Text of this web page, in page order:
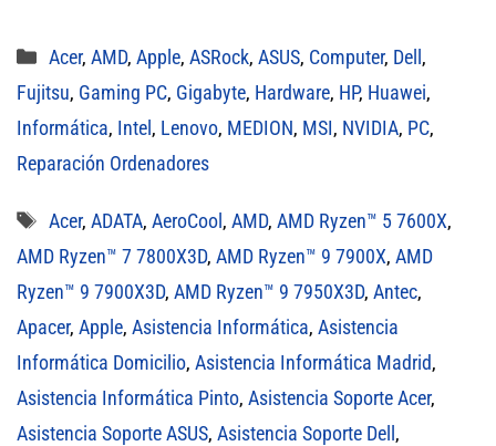
Categorías
Acer, AMD, Apple, ASRock, ASUS, Computer, Dell,
Fujitsu, Gaming PC, Gigabyte, Hardware, HP, Huawei,
Informática, Intel, Lenovo, MEDION, MSI, NVIDIA, PC,
Reparación Ordenadores
Etiquetas
Acer, ADATA, AeroCool, AMD, AMD Ryzen™ 5 7600X,
AMD Ryzen™ 7 7800X3D, AMD Ryzen™ 9 7900X, AMD
Ryzen™ 9 7900X3D, AMD Ryzen™ 9 7950X3D, Antec,
Apacer, Apple, Asistencia Informática, Asistencia
Informática Domicilio, Asistencia Informática Madrid,
Asistencia Informática Pinto, Asistencia Soporte Acer,
Asistencia Soporte ASUS, Asistencia Soporte Dell,